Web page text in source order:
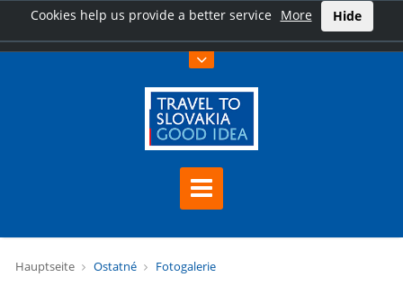
Cookies help us provide a better service More Hide
Hauptseite Ostatné Fotogalerie